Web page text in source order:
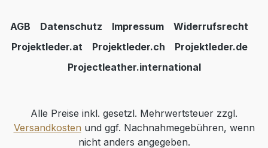
AGB Datenschutz Impressum
Widerrufsrecht
Projektleder.at
Projektleder.ch
Projektleder.de
Projectleather.international
Alle Preise inkl. gesetzl. Mehrwertsteuer zzgl.
Versandkosten und ggf. Nachnahmegebühren, wenn
nicht anders angegeben.